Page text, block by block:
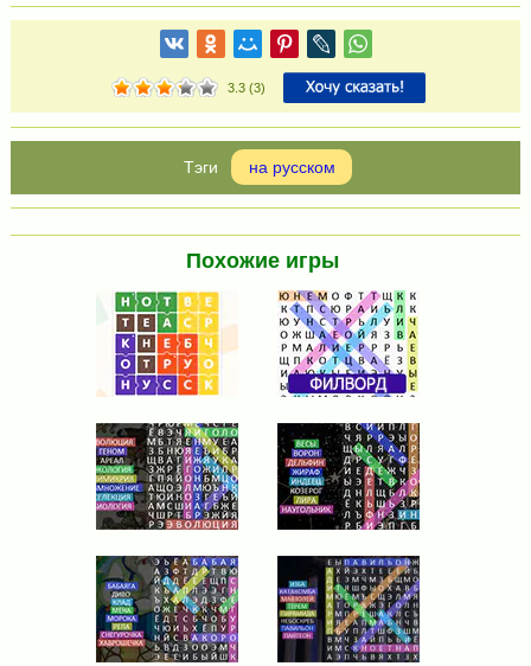
3.3(3)
на русском
Похожие игры